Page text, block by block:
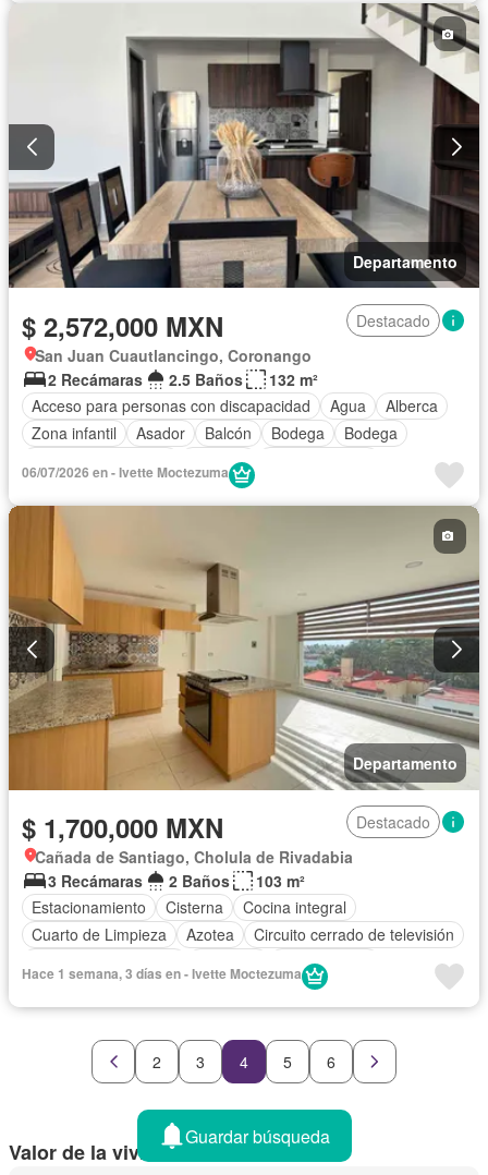
Cocina integral
Cuarto de Limpieza
Cuarto de servicio
Elevador Estacionamiento
Gas natural
Internet Jacuzzi Jardín
Despacho
Recámara con closet
Azotea Sala polivalente
Sauna
Seguridad
Televisión por cable
Terraza
Vista panorámica
Wifi Zonas verdes Sin amueblar
Departamento
$ 2,572,000 MXN
Destacado
San Juan Cuautlancingo, Coronango
2 Recámaras
2.5 Baños
132 m²
Acceso para personas con discapacidad
Agua
Alberca
Zona infantil
Asador Balcón Bodega
Bodega
Cisterna
Electricidad
Gimnasio
Azotea
Vista panorámica
Zonas verdes
06/07/2026 en - Ivette Moctezuma
Departamento
$ 1,700,000 MXN
Destacado
Cañada de Santiago, Cholula de Rivadabia
3 Recámaras
2 Baños
103 m²
Estacionamiento
Cisterna
Cocina integral
Cuarto de Limpieza
Azotea
Circuito cerrado de televisión
Sin amueblar
Hace 1 semana, 3 días en - Ivette Moctezuma
2 3 4 5 6
Valor de la vivienda en Puebla
Guardar búsqueda